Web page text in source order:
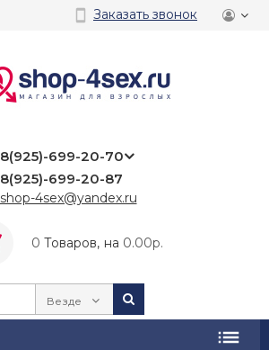
Заказать звонок
8(925)-699-20-70
8(925)-699-20-87
shop-4sex@yandex.ru
0 Tоваров, на 0.00р.
Везде